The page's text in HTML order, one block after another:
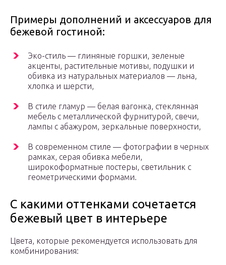
Примеры дополнений и аксессуаров для
бежевой гостиной:
Эко-стиль — глиняные горшки, зеленые
акценты, растительные мотивы, подушки и
обивка из натуральных материалов — льна,
хлопка и шерсти,
В стиле гламур — белая вагонка, стеклянная
мебель с металлической фурнитурой, свечи,
лампы с абажуром, зеркальные поверхности,
В современном стиле — фотографии в черных
рамках, серая обивка мебели,
широкоформатные постеры, светильник с
геометрическими формами.
С какими оттенками сочетается
бежевый цвет в интерьере
Цвета, которые рекомендуется использовать для
комбинирования: